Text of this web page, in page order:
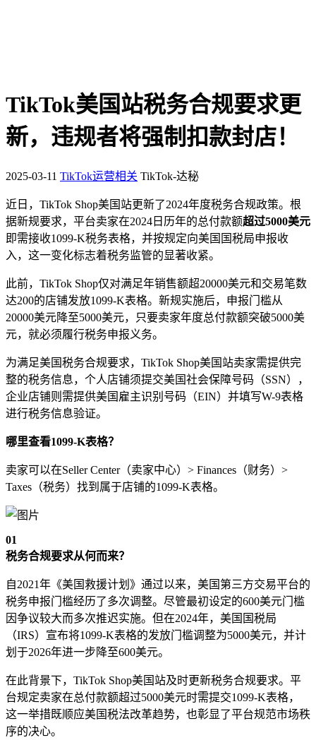
TikTok美国站税务合规要求更
新，违规者将强制扣款封店！
2025-03-11 TikTok运营相关 TikTok-达秘
近日，TikTok Shop美国站更新了2024年度税务合规政策。根
据新规要求，平台卖家在2024日历年的总付款额超过5000美元
即需接收1099-K税务表格，并按规定向美国国税局申报收
入，这一变化标志着税务监管的显著收紧。
此前，TikTok Shop仅对满足年销售额超20000美元和交易笔数
达200的店铺发放1099-K表格。新规实施后，申报门槛从
20000美元降至5000美元，只要卖家年度总付款额突破5000美
元，就必须履行税务申报义务。
为满足美国税务合规要求，TikTok Shop美国站卖家需提供完
整的税务信息，个人店铺须提交美国社会保障号码（SSN），
企业店铺则需提供美国雇主识别号码（EIN）并填写W-9表格
进行税务信息验证。
哪里查看1099-K表格？
卖家可以在Seller Center（卖家中心）> Finances（财务）>
Taxes（税务）找到属于店铺的1099-K表格。
01
税务合规要求从何而来？
自2021年《美国救援计划》通过以来，美国第三方交易平台的
税务申报门槛经历了多次调整。尽管最初设定的600美元门槛
因争议较大而多次推迟实施。但在2024年，美国国税局
（IRS）宣布将1099-K表格的发放门槛调整为5000美元，并计
划于2026年进一步降至600美元。
在此背景下，TikTok Shop美国站及时更新税务合规要求。平
台规定卖家在总付款额超过5000美元时需提交1099-K表格，
这一举措既顺应美国税法改革趋势，也彰显了平台规范市场秩
序的决心。